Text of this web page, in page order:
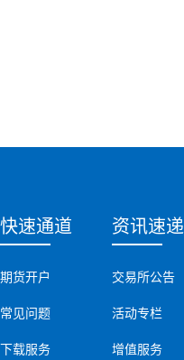
快速通道
期货开户
常见问题
下载服务
资讯速递
交易所公告
活动专栏
增值服务